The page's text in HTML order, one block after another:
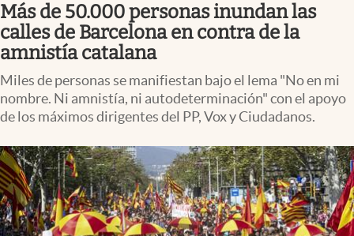
Más de 50.000 personas inundan las
calles de Barcelona en contra de la
amnistía catalana
Miles de personas se manifiestan bajo el lema "No en mi
nombre. Ni amnistía, ni autodeterminación" con el apoyo
de los máximos dirigentes del PP, Vox y Ciudadanos.